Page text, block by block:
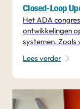
Closed-Loop
Het ADA
ontwikkelingen
systemen. Zoals
Lees verder